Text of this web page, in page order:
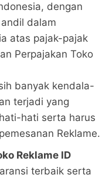
dengan
dalam
atas pajak-pajak
Perpajakan Toko
banyak kendala-
terjadi yang
hati serta harus
Reklame.
Reklame ID
terbaik serta